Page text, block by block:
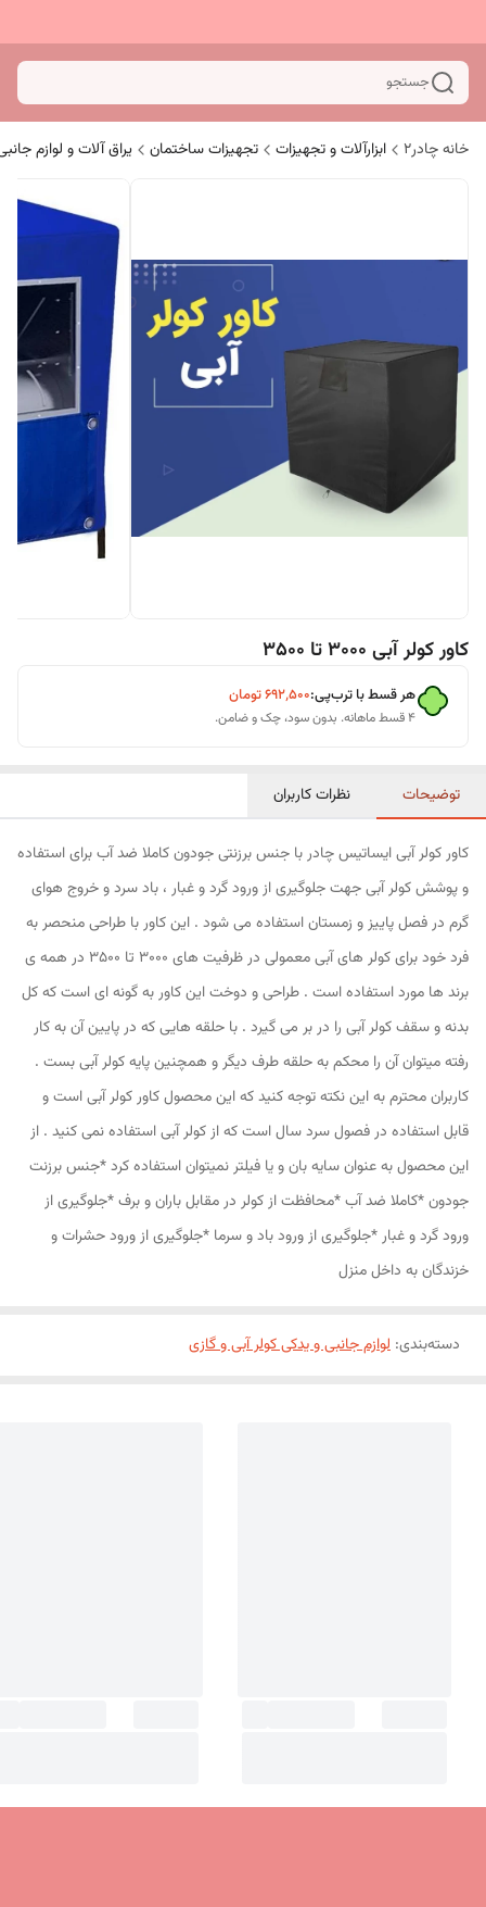
جستجو
خانه چادر۲ ابزارآلات و تجهیزات تجهیزات ساختمان یراق آلات و لوازم
کاور کولر آبی 3000 تا 3500
هر قسط با ترب‌پی:۶۹۲٬۵۰۰تومان
۴ قسط ماهانه. بدون سود، چک و ضامن.
توضیحات نظرات کاربران
کاور کولر آبی ایساتیس چادر با جنس برزنتی جودون کاملا ضد آب برای استفاده
و پوشش کولر آبی جهت جلوگیری از ورود گرد و غبار ، باد سرد و خروج هوای
گرم در فصل پاییز و زمستان استفاده می شود . این کاور با طراحی منحصر به
فرد خود برای کولر های آبی معمولی در ظرفیت های 3000 تا 3500 در همه ی
برند ها مورد استفاده است . طراحی و دوخت این کاور به گونه ای است که کل
بدنه و سقف کولر آبی را در بر می گیرد . با حلقه هایی که در پایین آن به کار
رفته میتوان آن را محکم به حلقه طرف دیگر و همچنین پایه کولر آبی بست .
کاربران محترم به این نکته توجه کنید که این محصول کاور کولر آبی است و
قابل استفاده در فصول سرد سال است که از کولر آبی استفاده نمی کنید . از
این محصول به عنوان سایه بان و یا فیلتر نمیتوان استفاده کرد *جنس برزنت
جودون *کاملا ضد آب *محافظت از کولر در مقابل باران و برف *جلوگیری از
ورود گرد و غبار *جلوگیری از ورود باد و سرما *جلوگیری از ورود حشرات و
خزندگان به داخل منزل
دسته‌بندی: لوازم جانبی و یدکی کولر آبی و گازی